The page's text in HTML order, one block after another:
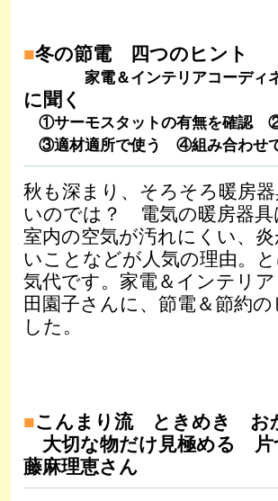
■冬の節電 四つのヒント
家電＆インテリアコーディ
に聞く
①サーモスタットの有無を確認
③適材適所で使う ④組み合わせ
秋も深まり、そろそろ暖房
いのでは？ 電気の暖房器具
室内の空気が汚れにくい、
いことなどが人気の理由。
気代です。家電＆インテリ
田園子さんに、節電＆節約
した。
■こんまり流 ときめき お
大切な物だけ見極める
藤麻理恵さん